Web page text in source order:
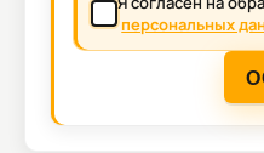
персональных